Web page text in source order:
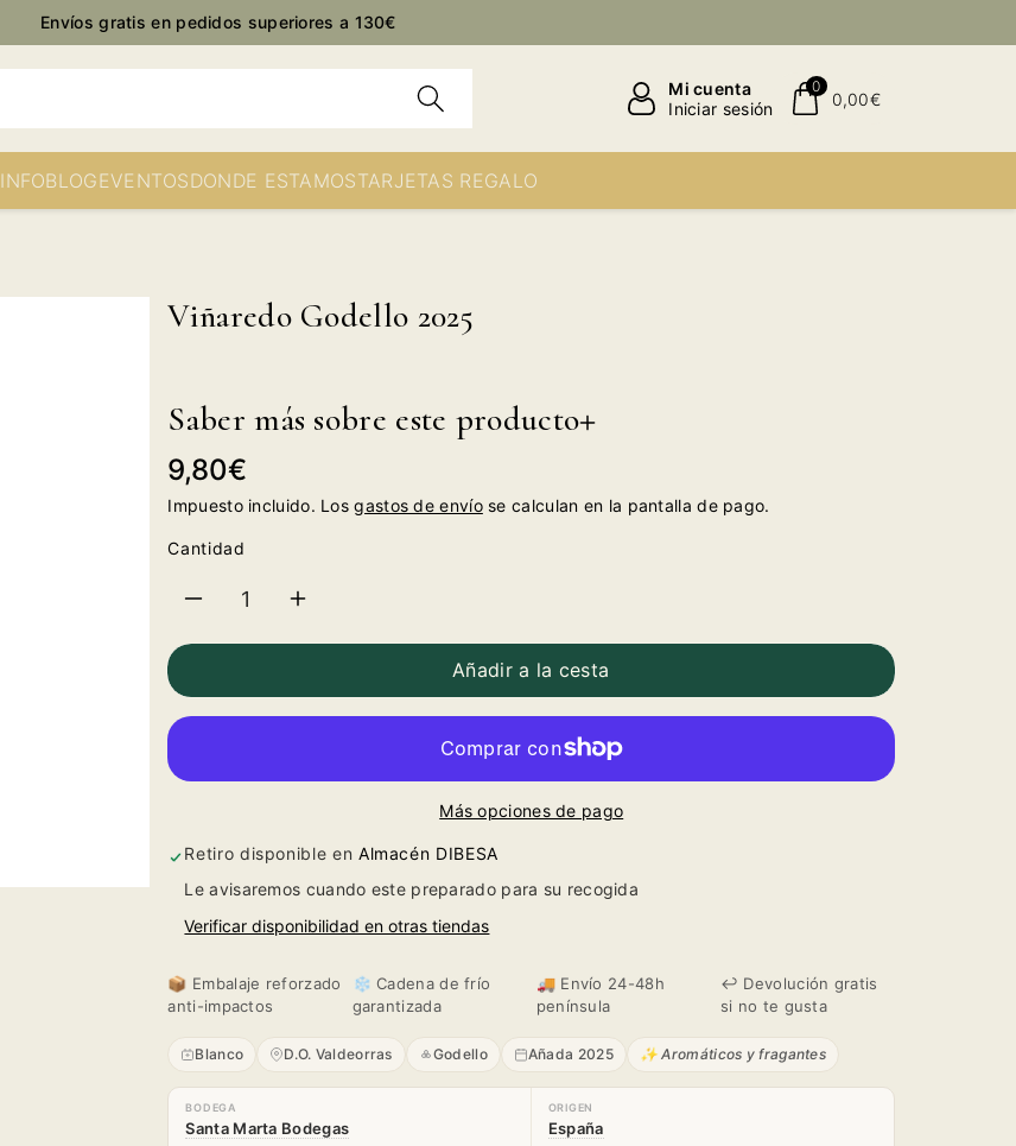
Envíos gratis en pedidos superiores a 130€
Mi cuenta
Iniciar sesión
0
0,00€
INFOBLOGEVENTOSDONDE ESTAMOSTARJETAS REGALO
Viñaredo Godello 2025
Saber más sobre este producto
Precio
habitual
9,80€
Impuesto incluido. Losgastos de envíose calculan en la pantalla de pago.
Cantidad
para
Viñaredo
2025
para
Viñaredo
2025
Añadir a la cesta
Más opciones de pago
Retiro disponible en Almacén DIBESA
Le avisaremos cuando este preparado para su recogida
Verificar disponibilidad en otras tiendas
📦 Embalaje reforzado
anti-impactos
❄️ Cadena de frío
garantizada
🚚 Envío 24-48h
península
↩️ Devolución gratis
si no te gusta
Blanco D.O. Valdeorras Godello Añada 2025 ✨ Aromáticos y fragantes
BODEGA
Santa Marta Bodegas
ORIGEN
España